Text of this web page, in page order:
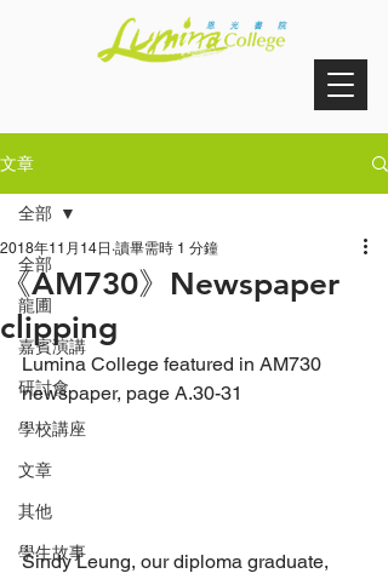
文章
全部
龍圃
嘉賓演講
研討會
學校講座
文章
其他
學生故事
全部
《AM730》Newspaper
clipping
2018年11月14日 讀畢需時 1 分鐘
Lumina College featured in AM730
newspaper, page A.30-31
Sindy Leung, our diploma graduate,